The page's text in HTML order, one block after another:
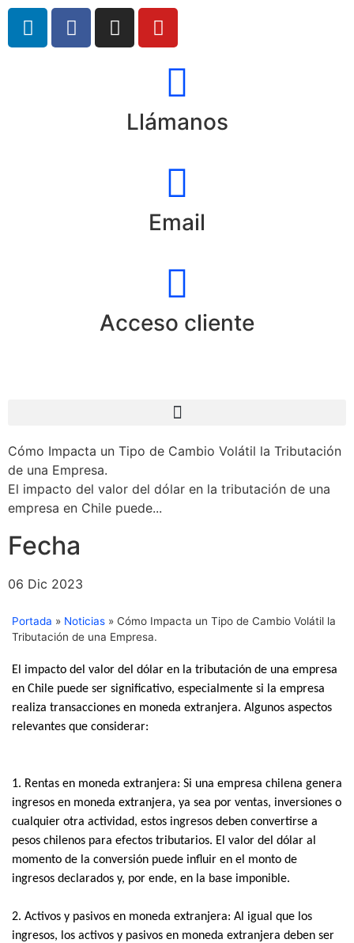
Llámanos
Email
Acceso cliente
Fecha
06 Dic 2023
Cómo Impacta un Tipo de Cambio Volátil la Tributación
de una Empresa.
El impacto del valor del dólar en la tributación de una
empresa en Chile puede...
Portada » Noticias » Cómo Impacta un Tipo de Cambio Volátil la
Tributación de una Empresa.
El impacto del valor del dólar en la tributación de una empresa
en Chile puede ser significativo, especialmente si la empresa
realiza transacciones en moneda extranjera. Algunos aspectos
relevantes que considerar:
1. Rentas en moneda extranjera: Si una empresa chilena genera
ingresos en moneda extranjera, ya sea por ventas, inversiones o
cualquier otra actividad, estos ingresos deben convertirse a
pesos chilenos para efectos tributarios. El valor del dólar al
momento de la conversión puede influir en el monto de
ingresos declarados y, por ende, en la base imponible.
2. Activos y pasivos en moneda extranjera: Al igual que los
ingresos, los activos y pasivos en moneda extranjera deben ser